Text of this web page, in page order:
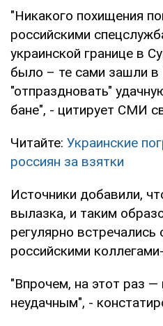
"Никакого похищения
российскими
украинской границе в
было – те сами зашли
"отпраздновать"
бане", - цитирует СМИ
Читайте: Украинские
россиян за взятки
Источники добавили,
вылазка, и таким
регулярно встречались
российскими
"Впрочем, на этот раз
неудачным", -